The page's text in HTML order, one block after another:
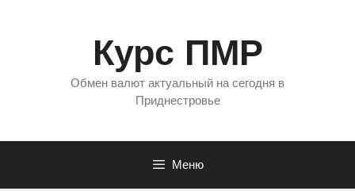
Курс ПМР
Обмен валют актуальный на сегодня в
Приднестровье
Меню